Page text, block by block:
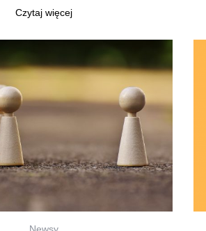
Czytaj więcej